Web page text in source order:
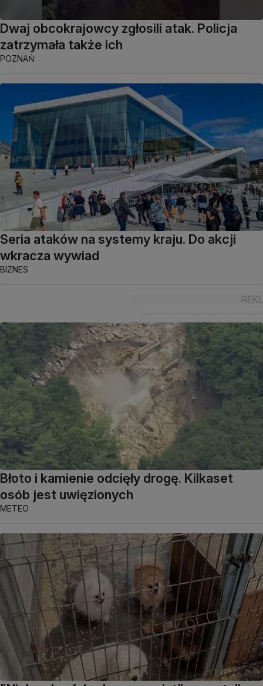
Dwaj obcokrajowcy zgłosili atak. Policja
zatrzymała także ich
POZNAŃ
Seria ataków na systemy kraju. Do akcji
wkracza wywiad
BIZNES
Błoto i kamienie odcięły drogę. Kilkaset
osób jest uwięzionych
METEO